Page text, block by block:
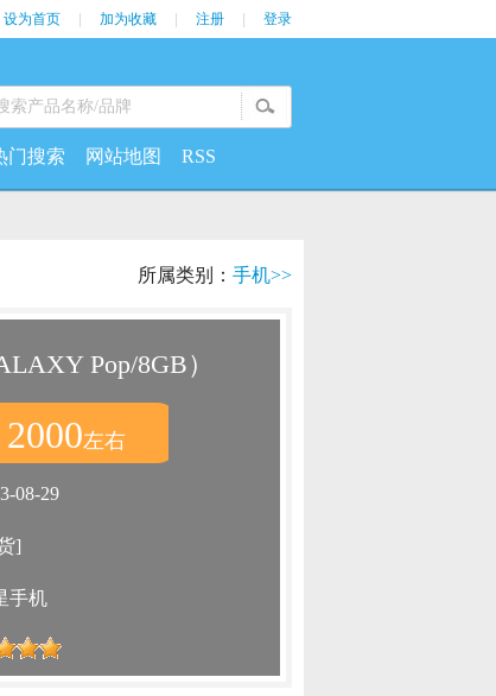
设为首页 加为收藏 注册 登录
门搜索 网站地图 RSS
所属类别： 手机>>
Pop/8GB）
2000左右
08-29
]
手机